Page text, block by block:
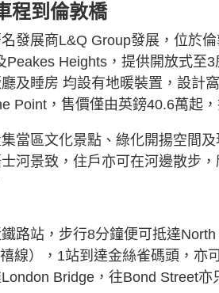
程到倫敦橋
發展商L&Q Group發展，位於
Peakes Heights，提供開放式至
及睡房 均設有地暖裝置，設計
Point，售價僅由英鎊40.6萬起
當區文化景點、綠化開揚空間
河景致，住戶亦可在河邊散步
路站，步行8分鐘便可抵達
線），1站到達金絲雀碼頭，亦
Bridge，往Bond Street